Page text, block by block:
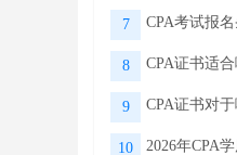
7 CPA考试报
8 CPA证书适
9 CPA证书对
10 2026年CPA